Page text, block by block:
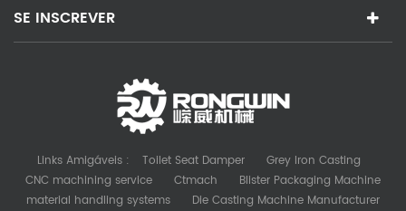
SE INSCREVER
Links Amigáveis : Toilet Seat Damper
Grey Iron Casting
CNC machining service
Ctmach
Blister Packaging Machine
material handling systems
Die Casting Machine Manufacturer